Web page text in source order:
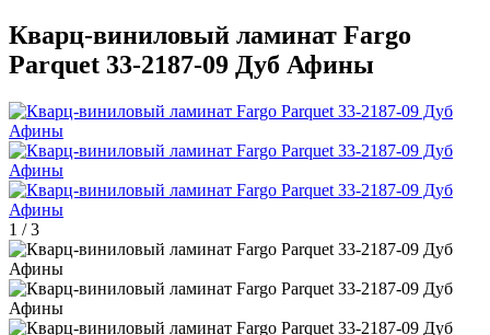
Кварц-виниловый ламинат Fargo
Parquet 33-2187-09 Дуб Афины
1 /3